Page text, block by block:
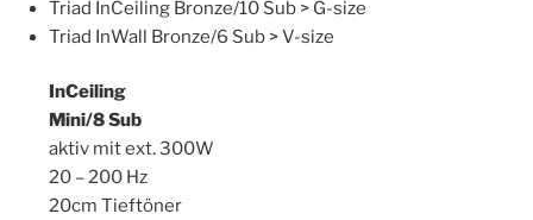
Triad InCeiling Bronze/10 Sub > G-size
Triad InWall Bronze/6 Sub > V-size
InCeiling
Mini/8 Sub
aktiv mit ext. 300W
20 – 200 Hz
20cm Tieftöner